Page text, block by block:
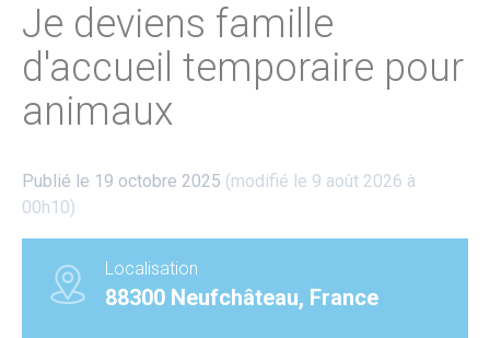
Je deviens famille
d'accueil temporaire pour
animaux
Publié le 19 octobre 2025 (modifié le 9 août 2026 à
00h10)
Localisation
88300 Neufchâteau, France